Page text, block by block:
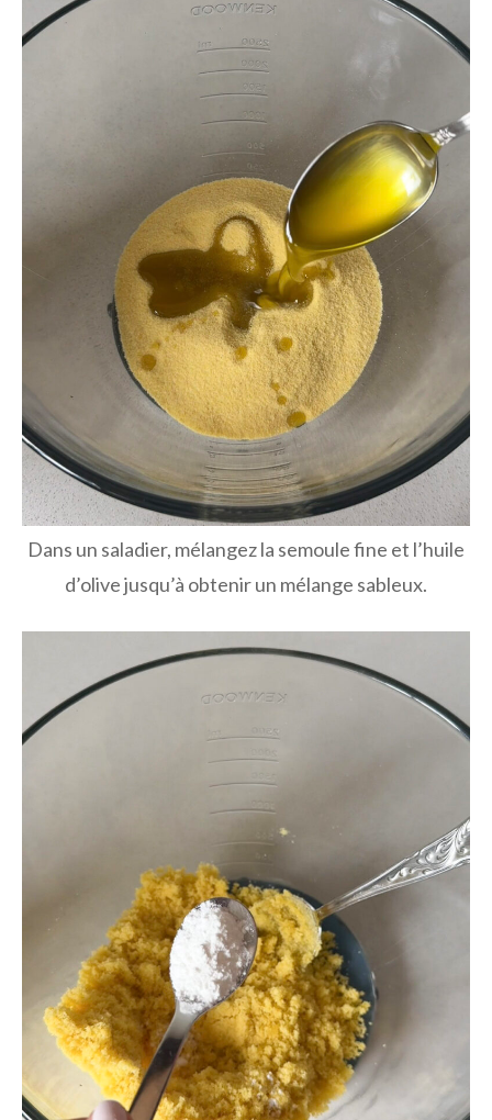
Dans un saladier, mélangez la semoule fine et l’huile
d’olive jusqu’à obtenir un mélange sableux.